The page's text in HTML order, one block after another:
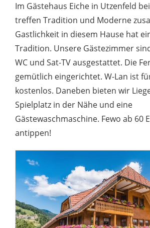
Im Gästehaus Eiche in Utzenfeld
treffen Tradition und Moderne
Gastlichkeit in diesem Hause hat
Tradition. Unsere Gästezimmer
WC und Sat-TV ausgestattet. Die
gemütlich eingerichtet. W-Lan ist
kostenlos. Daneben bieten wir
Spielplatz in der Nähe und eine
Gästewaschmaschine. Fewo ab 60
antippen!